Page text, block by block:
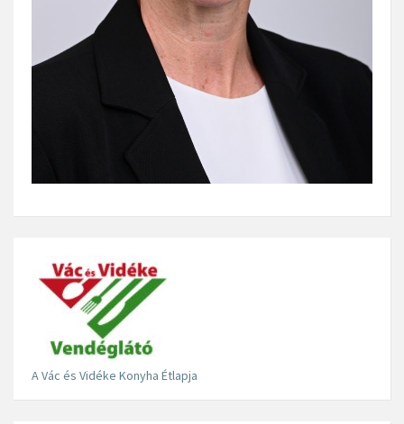
A Vác és Vidéke Konyha Étlapja